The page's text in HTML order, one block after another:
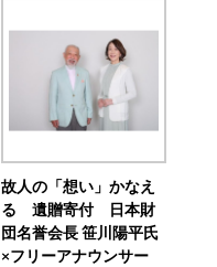
故人の「想い」かなえ
る 遺贈寄付 日本財
団名誉会長 笹川陽平氏
×フリーアナウンサー